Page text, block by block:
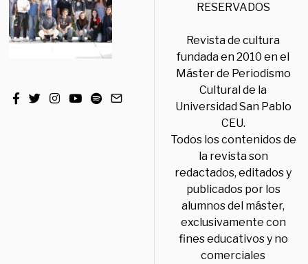
RESERVADOS
Revista de cultura
fundada en 2010 en el
Máster de Periodismo
Cultural de la
Universidad San Pablo
CEU.
Todos los contenidos de
la revista son
redactados, editados y
publicados por los
alumnos del máster,
exclusivamente con
fines educativos y no
comerciales